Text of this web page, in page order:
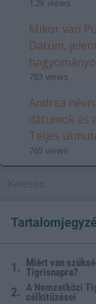
1.2k views
Mikor van
Dátum,
783 views
Andrea
dátumok és
Teljes
765 views
Miért van
Tigrisnapra?
A Nemzetközi
célkitűzései